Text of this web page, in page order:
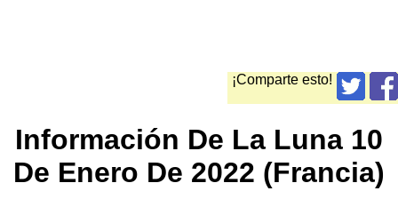
¡Comparte esto!
Información De La Luna 10
De Enero De 2022 (Francia)